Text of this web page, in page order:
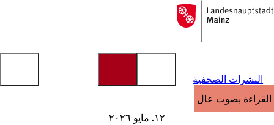
الانتقال إلى المحتوى
إلى
الصفحة
النشرات الصحفية
القراءة بصوت عالٍ
١٢. مايو ٢٠٢٦